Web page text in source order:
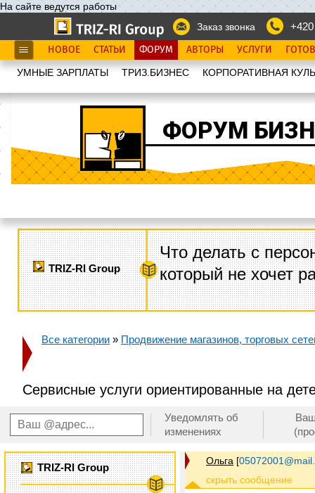
На сайте ведутся работы
Заказ звонка
НОВОЕ СТАТЬИ ФОРУМ АВТОРЫ УСЛУГИ
УМНЫЕ ЗАРПЛАТЫ ТРИЗ.БИЗНЕС КОРПОРАТИВНАЯ
ФОРУМ
TRIZ-RI Group
Что делать с
который не хочет
Все категории » Продвижение магазинов, торговых
Сервисные услуги ориентированные на
Уведомлять об
изменениях
TRIZ-RI Group
Ольга [